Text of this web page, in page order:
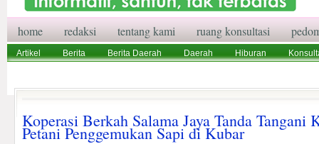
home redaksi tentang kami ruang konsultasi
Artikel Berita Berita Daerah Daerah Hiburan
Koperasi Berkah Salama Jaya Tanda Tangani
Petani Penggemukan Sapi di Kubar